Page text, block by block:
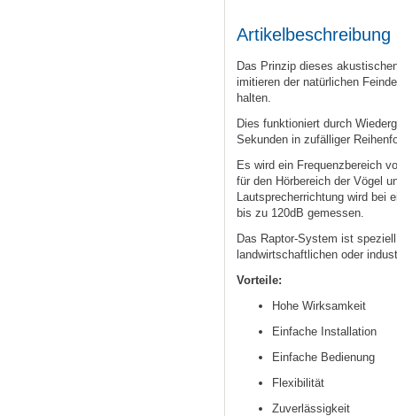
Artikelbeschreibung
Das Prinzip dieses
imitieren der natürlichen
halten.
Dies funktioniert durch
Sekunden in zufälliger
Es wird ein Frequenzbereich
für den Hörbereich der Vögel
Lautsprecherrichtung wird bei
bis zu 120dB gemessen.
Das Raptor-System ist
landwirtschaftlichen oder
Vorteile:
Hohe Wirksamkeit
Einfache Installation
Einfache Bedienung
Flexibilität
Zuverlässigkeit